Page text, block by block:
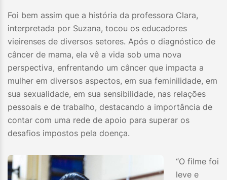
Foi bem assim que a história da professora Clara,
interpretada por Suzana, tocou os educadores
vieirenses de diversos setores. Após o diagnóstico de
câncer de mama, ela vê a vida sob uma nova
perspectiva, enfrentando um câncer que impacta a
mulher em diversos aspectos, em sua feminilidade, em
sua sexualidade, em sua sensibilidade, nas relações
pessoais e de trabalho, destacando a importância de
contar com uma rede de apoio para superar os
desafios impostos pela doença.
“O filme foi
leve e